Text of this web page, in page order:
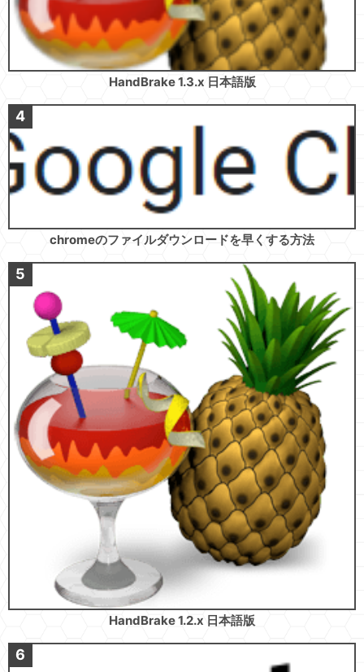
HandBrake 1.3.x 日本語版
chromeのファイルダウンロードを早くする方法
HandBrake 1.2.x 日本語版